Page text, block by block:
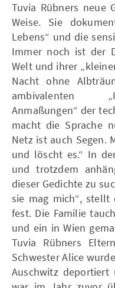
Tuvia Rübners neue
Weise. Sie
Lebens“ und die
Immer noch ist der
Welt und ihrer
Nacht ohne
ambivalenten
Anmaßungen“ der
macht die Sprache
Netz ist auch Segen.
und löscht es.“ In
und trotzdem
dieser Gedichte zu
sie mag mich“, stellt
fest. Die Familie
und ein in Wien
Tuvia Rübners
Schwester Alice
Auschwitz